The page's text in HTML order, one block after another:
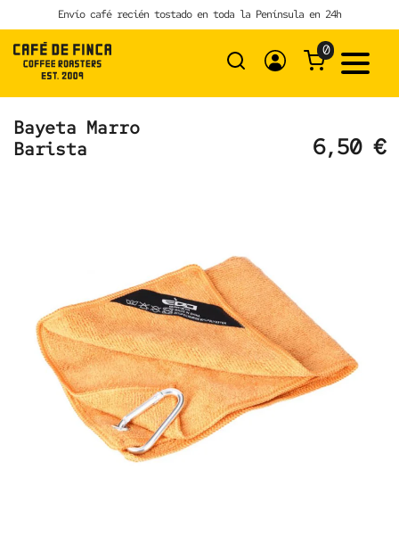
to
content
Envío café recién tostado en toda la Península en 24h
0
Bayeta Marro
Barista
6,50€